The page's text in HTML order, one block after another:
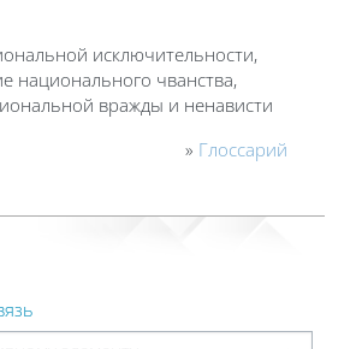
исключительности,
национального чванства,
вражды и ненависти
» Глоссарий